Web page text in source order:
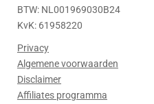
BTW: NL001969030B24
KvK: 61958220
Privacy
Algemene voorwaarden
Disclaimer
Affiliates programma